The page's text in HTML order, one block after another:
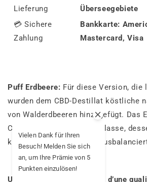
Lieferung
Überseegebiete
💳 Sichere
Zahlung
Bankkarte:
Mastercard, Visa
Puff Erdbeere: Für diese Version, die
wurden dem CBD-Destillat köstliche
von Walderdbeeren hinzugefügt. Das
CBD-Destillat der Spitzenklasse,
krautige Aromen perfekt
Un extrait de chanvre CBD d’une
Vielen Dank für Ihren
Besuch! Melden Sie sich
an, um Ihre Prämie von 5
Punkten einzulösen!